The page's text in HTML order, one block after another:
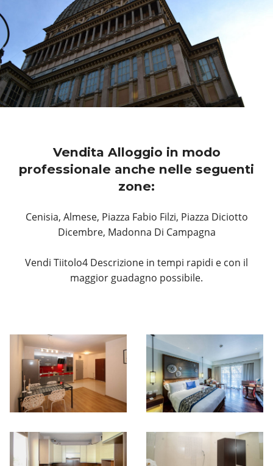
Vendita Alloggio in modo
professionale anche nelle seguenti
zone:
Cenisia, Almese, Piazza Fabio Filzi, Piazza Diciotto
Dicembre, Madonna Di Campagna
Vendi Tiitolo4 Descrizione in tempi rapidi e con il
maggior guadagno possibile.